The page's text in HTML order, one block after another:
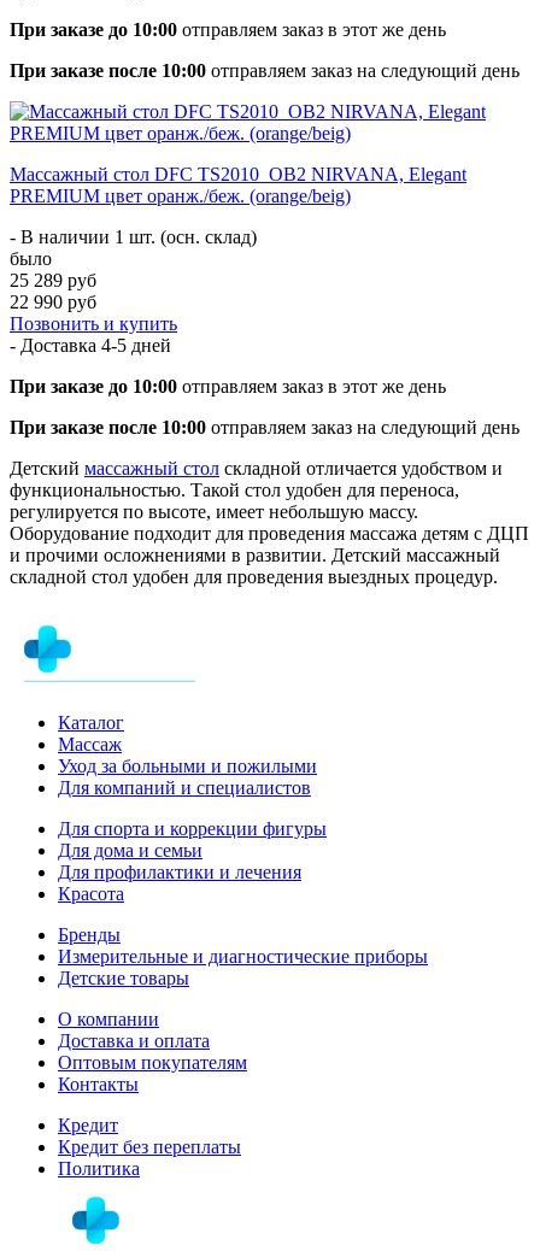
При заказе до 10:00 отправляем заказ в этот же день
При заказе после 10:00 отправляем заказ на следующий день
Массажный стол DFC TS2010_OB2 NIRVANA, Elegant
PREMIUM цвет оранж./беж. (orange/beig)
- В наличии 1 шт. (осн. склад)
было
25 289 руб
22 990 руб
Позвонить и купить
- Доставка 4-5 дней
При заказе до 10:00 отправляем заказ в этот же день
При заказе после 10:00 отправляем заказ на следующий день
Детский массажный стол складной отличается удобством и
функциональностью. Такой стол удобен для переноса,
регулируется по высоте, имеет небольшую массу.
Оборудование подходит для проведения массажа детям с ДЦП
и прочими осложнениями в развитии. Детский массажный
складной стол удобен для проведения выездных процедур.
Каталог
Массаж
Уход за больными и пожилыми
Для компаний и специалистов
Для спорта и коррекции фигуры
Для дома и семьи
Для профилактики и лечения
Красота
Бренды
Измерительные и диагностические приборы
Детские товары
О компании
Доставка и оплата
Оптовым покупателям
Контакты
Кредит
Кредит без переплаты
Политика